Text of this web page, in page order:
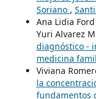
Soriano ,
Ana Lidia
Yuri Alvarez
diagnóstico -
medicina
Viviana
la
fundamentos